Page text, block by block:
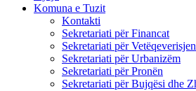
Komuna e Tuzit
Kontakti
Sekretariati për Financat
Sekretariati për
Sekretariati për Urbanizëm
Sekretariati për Pronën
Sekretariati për Bujqësi dhe